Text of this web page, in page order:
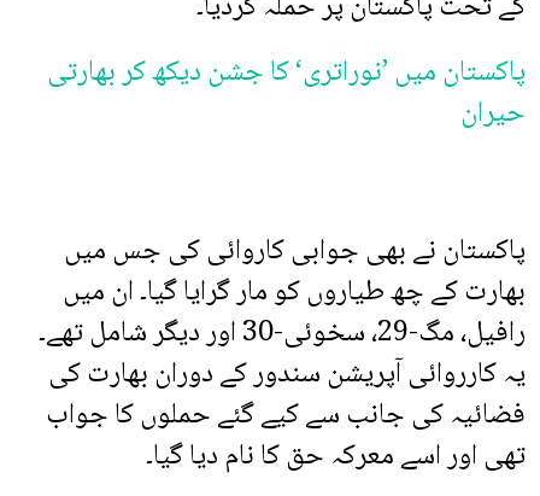
پاکستان میں ’نوراتری‘ کا جشن دیکھ کر بھارتی
حیران
پاکستان نے بھی جوابی کاروائی کی جس میں
بھارت کے چھ طیاروں کو مار گرایا گیا۔ ان میں
رافیل، مگ-29، سخوئی-30 اور دیگر شامل تھے۔
یہ کارروائی آپریشن سندور کے دوران بھارت کی
فضائیہ کی جانب سے کیے گئے حملوں کا جواب
تھی اور اسے معرکہ حق کا نام دیا گیا۔